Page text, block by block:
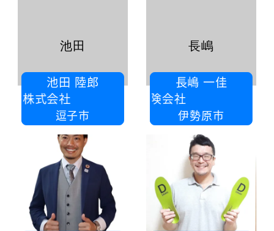
池田 陸郎
式会社
逗子市
池田
長嶋 一佳
外資系保険会社
伊勢原市
長嶋